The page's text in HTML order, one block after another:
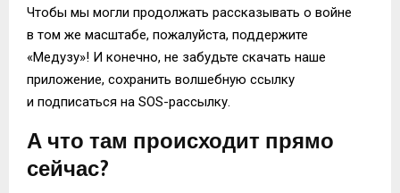
Чтобы мы могли продолжать рассказывать о войне
в том же масштабе, пожалуйста, поддержите
«Медузу»! И конечно, не забудьте скачать наше
приложение, сохранить волшебную ссылку
и подписаться на SOS-рассылку.
А что там происходит прямо
сейчас?